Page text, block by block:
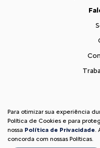
Desacelere.
Para otimizar sua experiência
Política de Cookies e para
nossa Política de Privacidade.
concorda com nossas Políticas.